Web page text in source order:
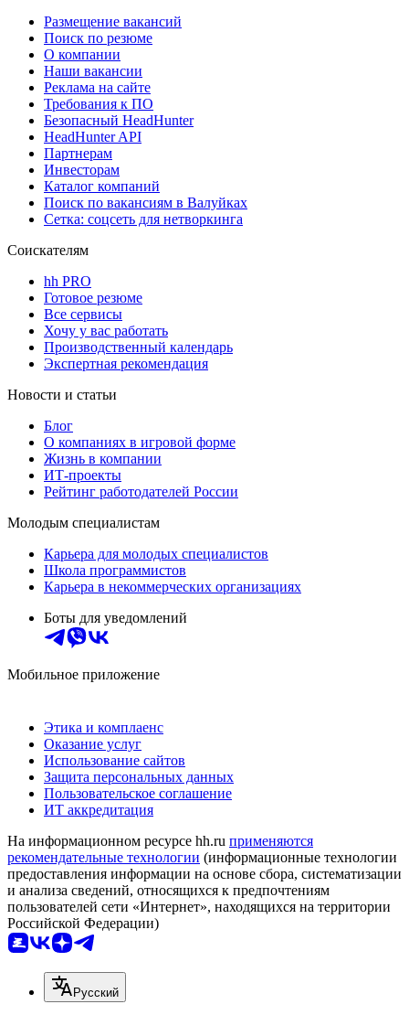
Размещение вакансий
Поиск по резюме
О компании
Наши вакансии
Реклама на сайте
Требования к ПО
Безопасный HeadHunter
HeadHunter API
Партнерам
Инвесторам
Каталог компаний
Поиск по вакансиям в Валуйках
Сетка: соцсеть для нетворкинга
Соискателям
hh PRO
Готовое резюме
Все сервисы
Хочу у вас работать
Производственный календарь
Экспертная рекомендация
Новости и статьи
Блог
О компаниях в игровой форме
Жизнь в компании
ИТ-проекты
Рейтинг работодателей России
Молодым специалистам
Карьера для молодых специалистов
Школа программистов
Карьера в некоммерческих организациях
Боты для уведомлений
Мобильное приложение
Этика и комплаенс
Оказание услуг
Использование сайтов
Защита персональных данных
Пользовательское соглашение
ИТ аккредитация
На информационном ресурсе hh.ru применяются
рекомендательные технологии (информационные технологии
предоставления информации на основе сбора, систематизации
и анализа сведений, относящихся к предпочтениям
пользователей сети «Интернет», находящихся на территории
Российской Федерации)
Русский